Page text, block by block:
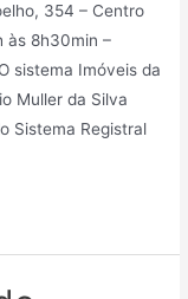
354 – Centro
às 8h30min –
sistema Imóveis da
Muller da Silva
Sistema Registral